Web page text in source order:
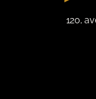
120,